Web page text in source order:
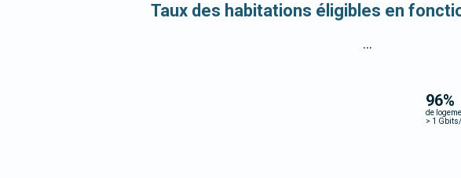
Taux des habitations éligibles en
96%
de
> 1
...